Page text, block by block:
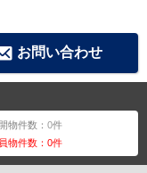
お問い合わせ
物件数：0件
物件数：0件